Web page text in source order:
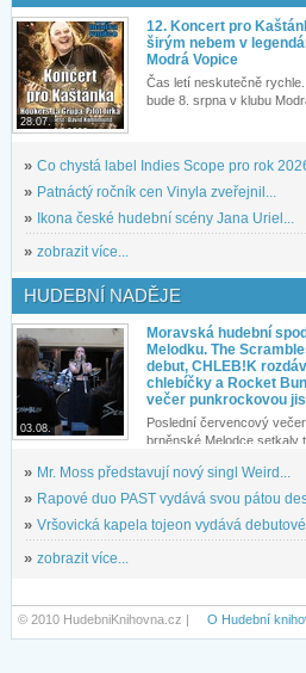
28.07.
12. Koncert pro
širým nebem v
Modrá Vopice
Čas letí neskutečně
bude 8. srpna v klubu
» Co chystá label Indies Scope pro rok
» Patnáctý ročník cen Vinyla zveřejnil...
» Ikona české hudební scény Jana Uriel...
» zobrazit více...
HUDEBNÍ NADĚJE
03.08.
Moravská hudební
Melodku. The
debut, CHLEB!K
chlebíčky a Rocket
večer punkrockovou
Poslední červencový
brněnské Melodce setkaly
» Mr. Moss představují nový singl Weird...
» Rapové duo PAST vydává svou pátou
» Vršovická kapela tojeon vydává
» zobrazit více...
© 2010 HudebniKnihovna.cz | O Hudební